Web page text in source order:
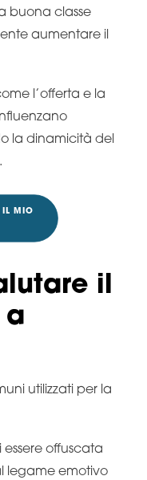
buona classe
aumentare il
l’offerta e la
la dinamicità del
IL MIO
il
a
utilizzati per la
essere offuscata
legame emotivo